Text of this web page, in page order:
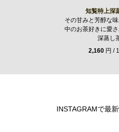
知覧特上深
その甘みと芳醇な
中のお茶好きに愛
深蒸し
2,160 円 /
INSTAGRAMで最